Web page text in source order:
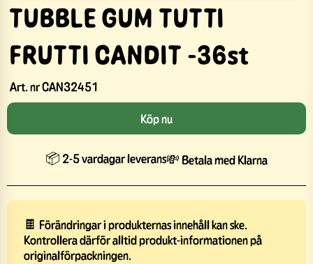
TUBBLE GUM TUTTI
FRUTTI CANDIT -36st
Art. nrCAN32451
Köp nu
📦 2-5 vardagar leverans💸 Betala med Klarna
🍫 Förändringar i produkternas innehåll kan ske.
Kontrollera därför alltid produkt-informationen på
originalförpackningen.